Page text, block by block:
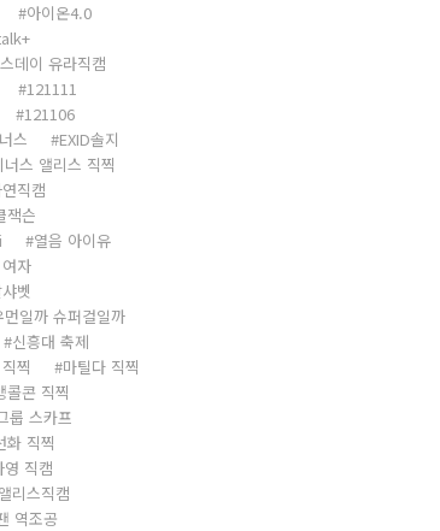
아이온4.0
데이 유라직캠
121111
121106
스
EXID솔지
너스 앨리스 직찍
직캠
잭슨
열음 아이유
자
벳
먼일까 슈퍼걸일까
신흥대 축제
찍
마틸다 직찍
콜콘 직찍
룹 스카프
화 직찍
영 직캠
앨리스직캠
역조공